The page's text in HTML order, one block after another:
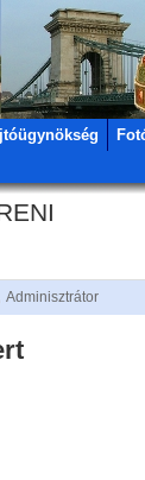
Adminisztrátor